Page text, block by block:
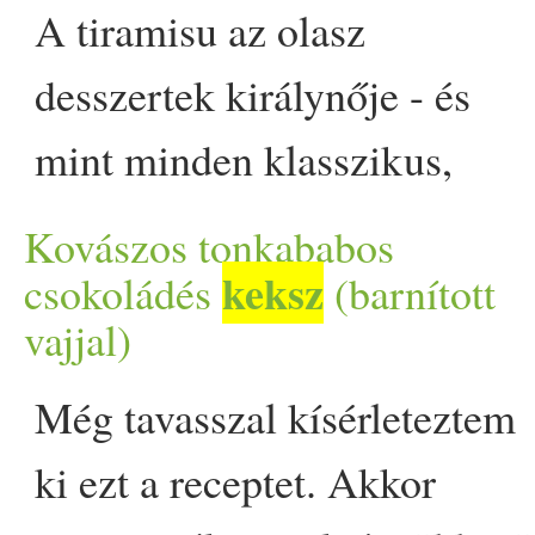
kókuszos tejberizs, a házi
post Extra krémes,
erősen ajánlott appeared
A tiramisu az olasz
desszertek királynője - és
mint minden klasszikus,
időről időre új ruhát kap. Ez
változat messze van a
hagyományos kávés-piskótás
ízvilágtól, mégis hozza azt a
krémes, réteges kényeztetést,
Kovászos tonkababos
csokoládés keksz (barnított
vajjal)
Még tavasszal kísérleteztem
ki ezt a receptet. Akkor